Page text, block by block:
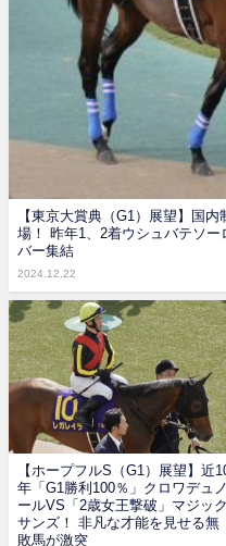
【東京大賞典（G1）展望】国
場！ 昨年1、2着ウシュバテソ
バー集結
2024.12.22
【ホープフルS（G1）展望】近
年「G1勝利100％」クロワデュノ
ールVS「2歳女王撃破」マジック
サンズ！ 非凡な才能を見せる無
敗馬が激突